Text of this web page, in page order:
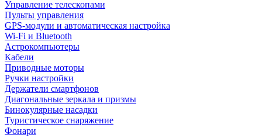
Управление телескопами
Пульты управления
GPS-модули и автоматическая настройка
Wi-Fi и Bluetooth
Астрокомпьютеры
Кабели
Приводные моторы
Ручки настройки
Держатели смартфонов
Диагональные зеркала и призмы
Бинокулярные насадки
Туристическое снаряжение
Фонари